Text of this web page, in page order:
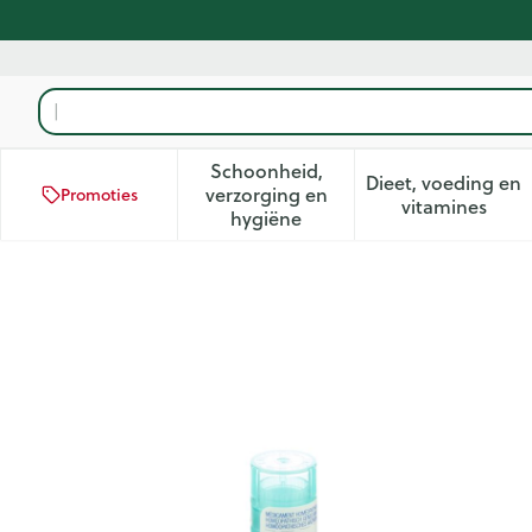
Product, merk, categorie...
Promoties
Schoonheid,
verzorging en
hygiëneToon submenu voor
Dieet, voeding en
vitamines
Toon
Kalium Bichromicum 30k